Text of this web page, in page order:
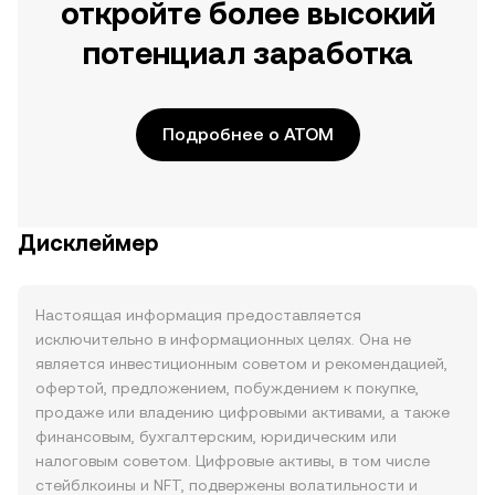
откройте более высокий
потенциал заработка
Подробнее о ATOM
Дисклеймер
Настоящая информация предоставляется
исключительно в информационных целях. Она не
является инвестиционным советом и рекомендацией,
офертой, предложением, побуждением к покупке,
продаже или владению цифровыми активами, а также
финансовым, бухгалтерским, юридическим или
налоговым советом. Цифровые активы, в том числе
стейблкоины и NFT, подвержены волатильности и